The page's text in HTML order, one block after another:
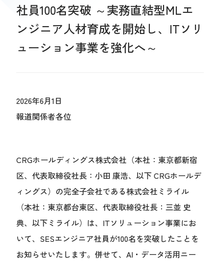
社員100名突破 ～実務直結型MLエ
ンジニア人材育成を開始し、ITソリ
ューション事業を強化へ～
2026年6月1日
報道関係者各位
CRGホールディングス株式会社（本社：東京都新宿
区、代表取締役社長：小田 康浩、以下 CRGホールデ
ィングス）の完全子会社である株式会社ミライル
（本社：東京都台東区、代表取締役社長：三並 史
典、以下ミライル）は、ITソリューション事業にお
いて、SESエンジニア社員が100名を突破したことを
お知らせいたします。併せて、AI・データ活用ニー